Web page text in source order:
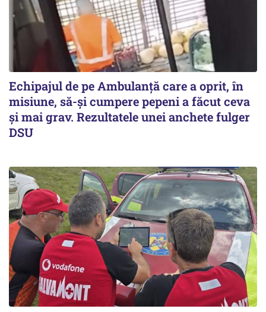
Echipajul de pe Ambulanță care a oprit, în
misiune, să-și cumpere pepeni a făcut ceva
și mai grav. Rezultatele unei anchete fulger
DSU